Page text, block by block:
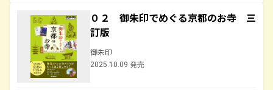
０２ 御朱印でめぐる京都のお寺 三
訂版
御朱印
2025.10.09 発売